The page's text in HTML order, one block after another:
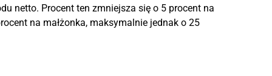
netto. Procent ten zmniejsza się o 5 procent na
na małżonka, maksymalnie jednak o 25